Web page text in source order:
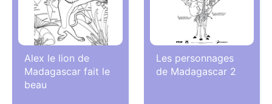
Alex le lion de
Madagascar fait le
beau
Les personnages
de Madagascar 2